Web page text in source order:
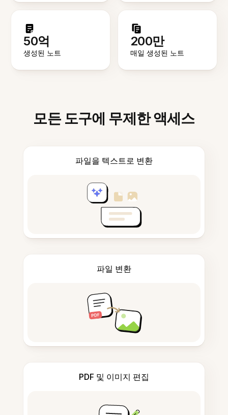
50억
생성된 노트
200만
매일 생성된 노트
모든 도구에 무제한 액세스
파일을 텍스트로 변환
파일 변환
PDF 및 이미지 편집